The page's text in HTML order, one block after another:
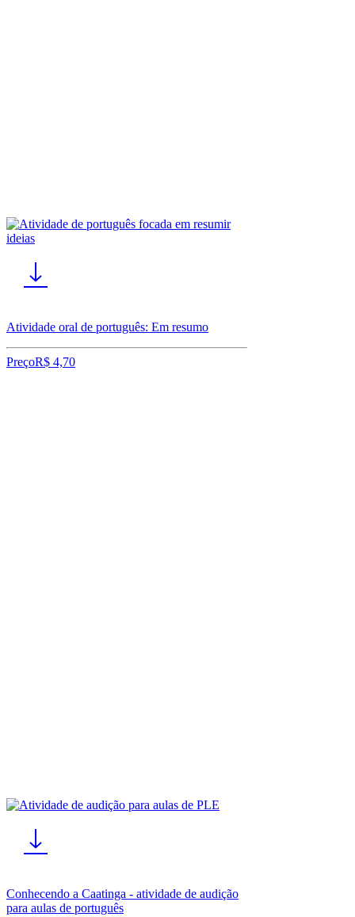
Atividade oral de português: Em resumo
PreçoR$ 4,70
Conhecendo a Caatinga - atividade de audição
para aulas de português